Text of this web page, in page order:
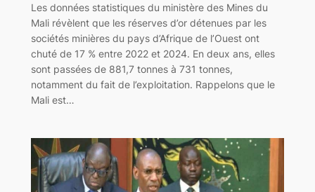
Les données statistiques du ministère des Mines du
Mali révèlent que les réserves d’or détenues par les
sociétés minières du pays d’Afrique de l’Ouest ont
chuté de 17 % entre 2022 et 2024. En deux ans, elles
sont passées de 881,7 tonnes à 731 tonnes,
notamment du fait de l’exploitation. Rappelons que le
Mali est…